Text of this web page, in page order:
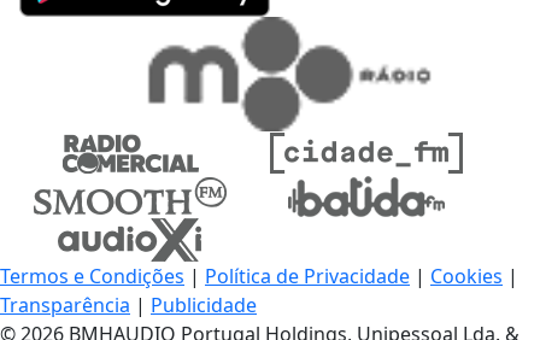
Termos e Condições | Política de Privacidade | Cookies |
Transparência | Publicidade
© 2026 BMHAUDIO Portugal Holdings, Unipessoal Lda. &